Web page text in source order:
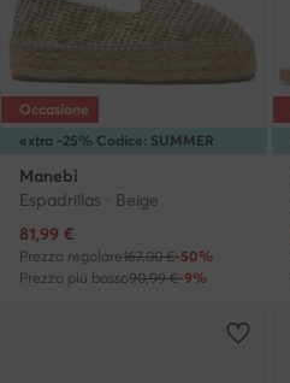
extra -25% Codice: SUMMER
Occasione
Manebi
Espadrillas · Beige
Prezzo attuale
81,99 €
Prezzo regolare167,00 €-50%
Prezzo più basso90,99 €-9%